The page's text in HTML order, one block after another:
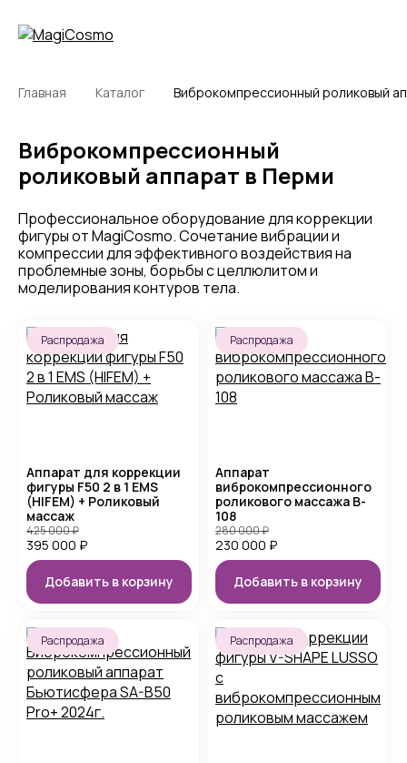
Главная Каталог Виброкомпрессионный роликовый
Виброкомпрессионный
роликовый аппарат в Перми
Профессиональное оборудование для коррекции
фигуры от MagiCosmo. Сочетание вибрации и
компрессии для эффективного воздействия на
проблемные зоны, борьбы с целлюлитом и
моделирования контуров тела.
Распродажа
Аппарат для коррекции
фигуры F50 2 в 1 EMS
(HIFEM) + Роликовый
массаж
395 000 ₽
425 000₽
Добавить в корзину
Распродажа
Аппарат
виброкомпрессионного
роликового массажа B-
108
230 000 ₽
280 000₽
Добавить в корзину
Распродажа Распродажа